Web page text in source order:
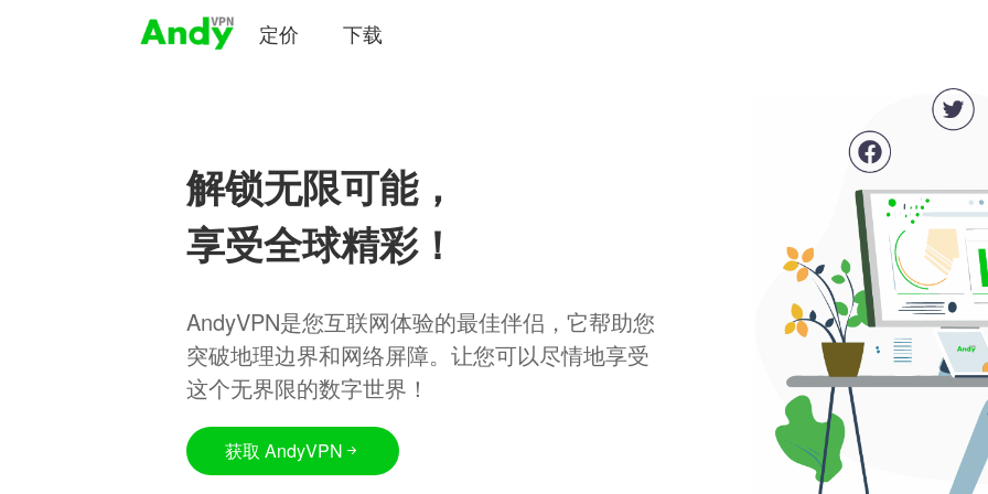
定价 下载
解锁无限可能，
享受全球精彩！
AndyVPN是您互联网体验的最佳伴侣，它帮助您
突破地理边界和网络屏障。让您可以尽情地享受
这个无界限的数字世界！
获取 AndyVPN